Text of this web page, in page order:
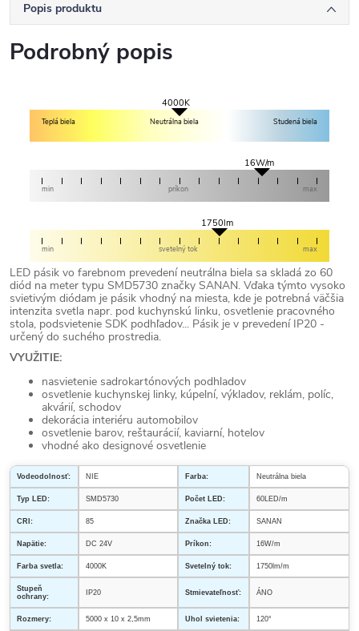
Popis produktu
Podrobný popis
4000K
Teplá biela Neutrálna biela Studená biela
16W/m
min príkon max
1750lm
min svetelný tok max
LED pásik vo farebnom prevedení neutrálna biela sa skladá zo 60
diód na meter typu SMD5730 značky SANAN. Vďaka týmto vysoko
svietivým diódam je pásik vhodný na miesta, kde je potrebná väčšia
intenzita svetla napr. pod kuchynskú linku, osvetlenie pracovného
stola, podsvietenie SDK podhľadov... Pásik je v prevedení IP20 -
určený do suchého prostredia.
VYUŽITIE:
nasvietenie sadrokartónových podhladov
osvetlenie kuchynskej linky, kúpelní, výkladov, reklám, políc,
akvárií, schodov
dekorácia interiéru automobilov
osvetlenie barov, reštaurácií, kaviarní, hotelov
vhodné ako designové osvetlenie
Vodeodolnosť: NIE Farba: Neutrálna biela
Typ LED: SMD5730 Počet LED: 60LED/m
CRI: 85 Značka LED: SANAN
Napätie: DC 24V Príkon: 16W/m
Farba svetla: 4000K Svetelný tok: 1750lm/m
Stupeň
ochrany:
IP20 Stmievateľnosť: ÁNO
Rozmery: 5000 x 10 x 2,5mm Uhol svietenia: 120°